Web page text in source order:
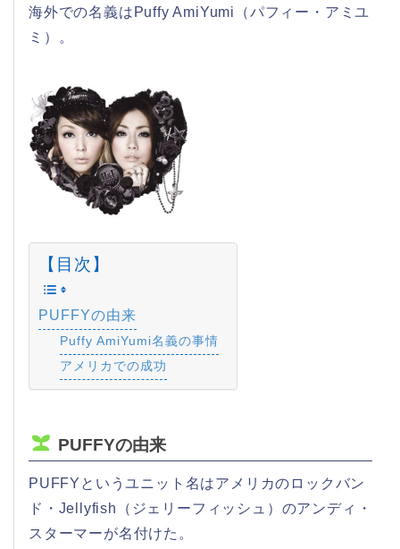
海外での名義はPuffy AmiYumi（パフィー・アミユ
ミ）。
【目次】
PUFFYの由来
Puffy AmiYumi名義の事情
アメリカでの成功
PUFFYの由来
PUFFYというユニット名はアメリカのロックバン
ド・Jellyfish（ジェリーフィッシュ）のアンディ・
スターマーが名付けた。